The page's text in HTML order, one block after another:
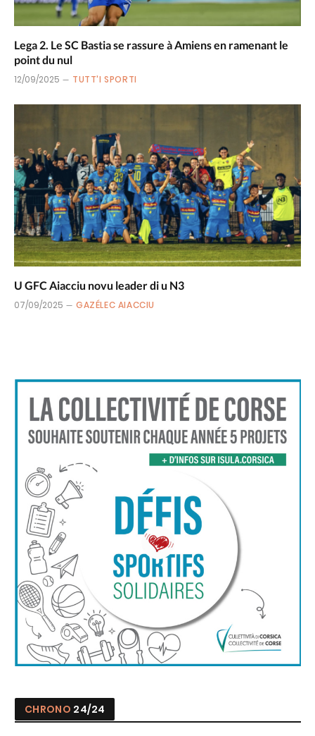
Lega 2. Le SC Bastia se rassure à Amiens en ramenant le
point du nul
12/09/2025 TUTT'I SPORTI
U GFC Aiacciu novu leader di u N3
07/09/2025 GAZÉLEC AIACCIU
CHRONO 24/24